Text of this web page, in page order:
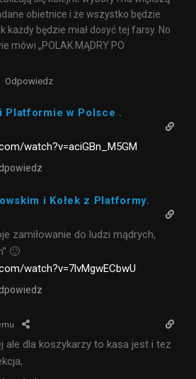
obietnice i że wszystko będzie
każdy będzie miał dosyć tej farsy. No
mówi „POLAK MĄDRY PO
Odpowiedz
Platformie w Polsce .
watch?v=aciGBn_M5GM
i Kołek z Platformy.
zamiłowanie do ludzi mądrych,
🙂
watch?v=7lvMgwECbwU
ale dla koszykarzy to kasa jest i tez